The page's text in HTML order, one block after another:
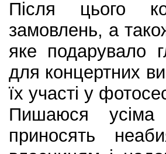
Після цього
замовлень, а
яке подарувало
для концертних
їх участі у
Пишаюся
приносять